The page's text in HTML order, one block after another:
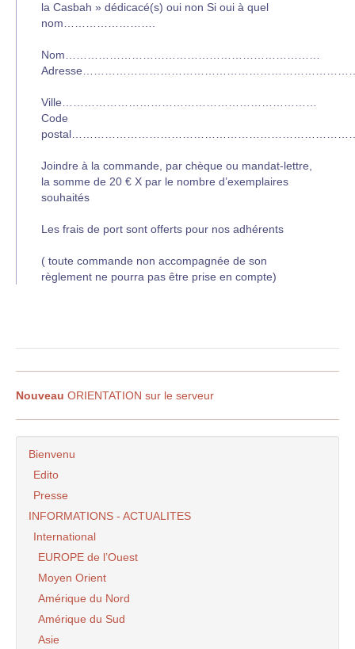
la Casbah » dédicacé(s) oui non Si oui à quel
nom…………………….
Nom……………………………………………………………
Ville……………………………………………………………
Code
Joindre à la commande, par chèque ou mandat-lettre,
la somme de 20 € X par le nombre d’exemplaires
souhaités
Les frais de port sont offerts pour nos adhérents
( toute commande non accompagnée de son
règlement ne pourra pas être prise en compte)
Nouveau ORIENTATION sur le serveur
Bienvenu
Edito
Presse
INFORMATIONS - ACTUALITES
International
EUROPE de l’Ouest
Moyen Orient
Amérique du Nord
Amérique du Sud
Asie